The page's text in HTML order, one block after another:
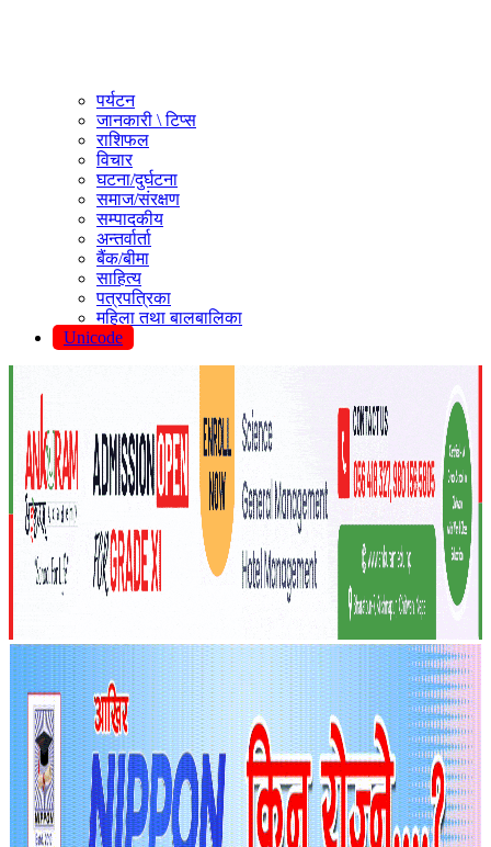
पर्यटन
जानकारी \ टिप्स
राशिफल
विचार
घटना/दुर्घटना
समाज/संरक्षण
सम्पादकीय
अन्तर्वार्ता
बैंक/बीमा
साहित्य
पत्रपत्रिका
महिला तथा बालबालिका
Unicode